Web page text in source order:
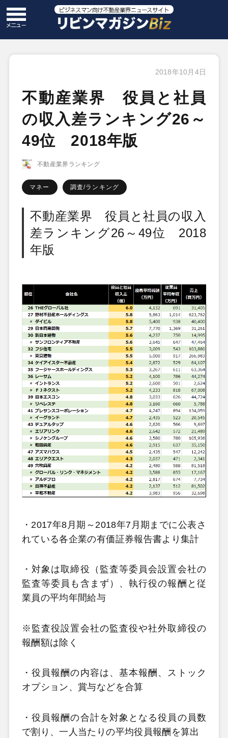
2018年10月4日
不動産業界 役員と社員
の収入差ランキング26～
49位 2018年版
不動産業界ランキング
マネー 調査/ランキング
不動産業界 役員と社員の収入
差ランキング26～49位 2018
年版
・2017年8月期～2018年7月期までに公表さ
れている各企業の有価証券報告書より集計
・対象は取締役（監査等委員会設置会社の
監査等委員も含まず）、執行役の報酬と従
業員の平均年間給与
※監査役設置会社の監査役や社外取締役の
報酬額は除く
・役員報酬の内容は、基本報酬、ストック
オプション、賞与などを合算
・役員報酬の合計を対象となる役員の員数
で割り、一人当たりの平均役員報酬を算出